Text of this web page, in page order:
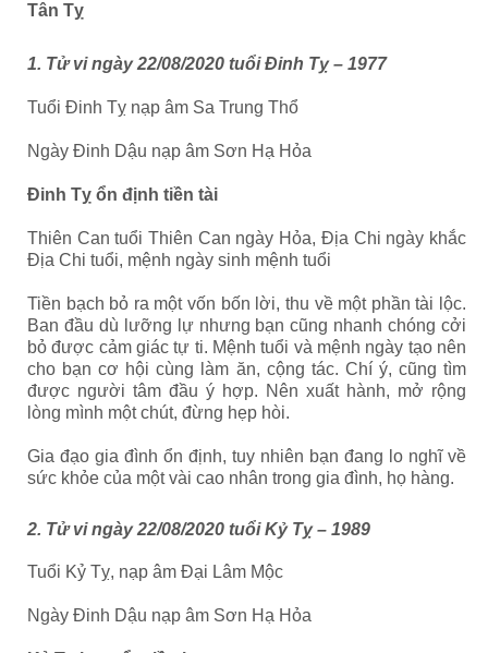
Tân Tỵ
1. Tử vi ngày 22/08/2020 tuổi Đinh Tỵ – 1977
Tuổi Đinh Tỵ nạp âm Sa Trung Thổ
Ngày Đinh Dậu nạp âm Sơn Hạ Hỏa
Đinh Tỵ ổn định tiền tài
Thiên Can tuổi Thiên Can ngày Hỏa, Địa Chi ngày khắc
Địa Chi tuổi, mệnh ngày sinh mệnh tuổi
Tiền bạch bỏ ra một vốn bốn lời, thu về một phần tài lộc.
Ban đầu dù lưỡng lự nhưng bạn cũng nhanh chóng cởi
bỏ được cảm giác tự ti. Mệnh tuổi và mệnh ngày tạo nên
cho bạn cơ hội cùng làm ăn, cộng tác. Chí ý, cũng tìm
được người tâm đầu ý hợp. Nên xuất hành, mở rộng
lòng mình một chút, đừng hẹp hòi.
Gia đạo gia đình ổn định, tuy nhiên bạn đang lo nghĩ về
sức khỏe của một vài cao nhân trong gia đình, họ hàng.
2. Tử vi ngày 22/08/2020 tuổi Kỷ Tỵ – 1989
Tuổi Kỷ Tỵ, nạp âm Đại Lâm Mộc
Ngày Đinh Dậu nạp âm Sơn Hạ Hỏa